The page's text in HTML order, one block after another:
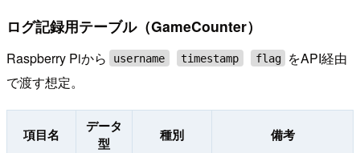
ログ記録用テーブル（GameCounter）
Raspberry Piから username timestamp flag
をAPI経由
で渡す想定。
項目名
データ
型
種別 備考